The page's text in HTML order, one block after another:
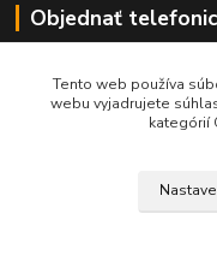
Objednať
+421 902
Tento web používa
webu vyjadrujete
kategórií